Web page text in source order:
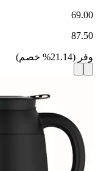
69.00
87.50
وفر (
21.14
% خصم)